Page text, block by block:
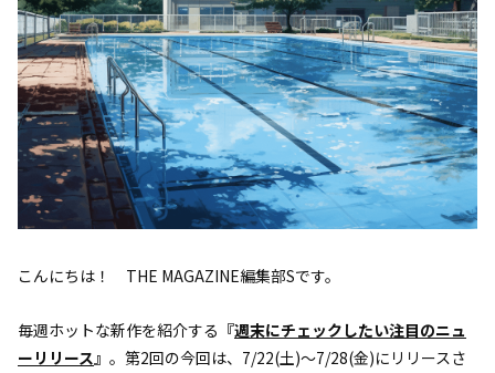
こんにちは！ THE MAGAZINE編集部Sです。
毎週ホットな新作を紹介する 『週末にチェックしたい注目のニュ
ーリリース』 。第2回の今回は、7/22(土)〜7/28(金)にリリースさ